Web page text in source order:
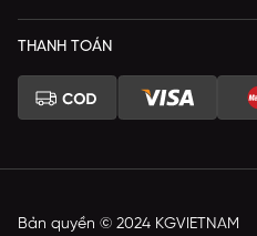
THANH TOÁN
Bản quyền © 2024 KGVIETNAM